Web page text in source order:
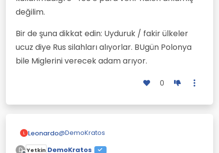
değilim.
Bir de şuna dikkat edin: Uyduruk / fakir ülkeler
ucuz diye Rus silahları alıyorlar. BUgün Polonya
bile Miglerini verecek adam arıyor.
0
L Leonardo@DemoKratos
D Yetkin DemoKratos